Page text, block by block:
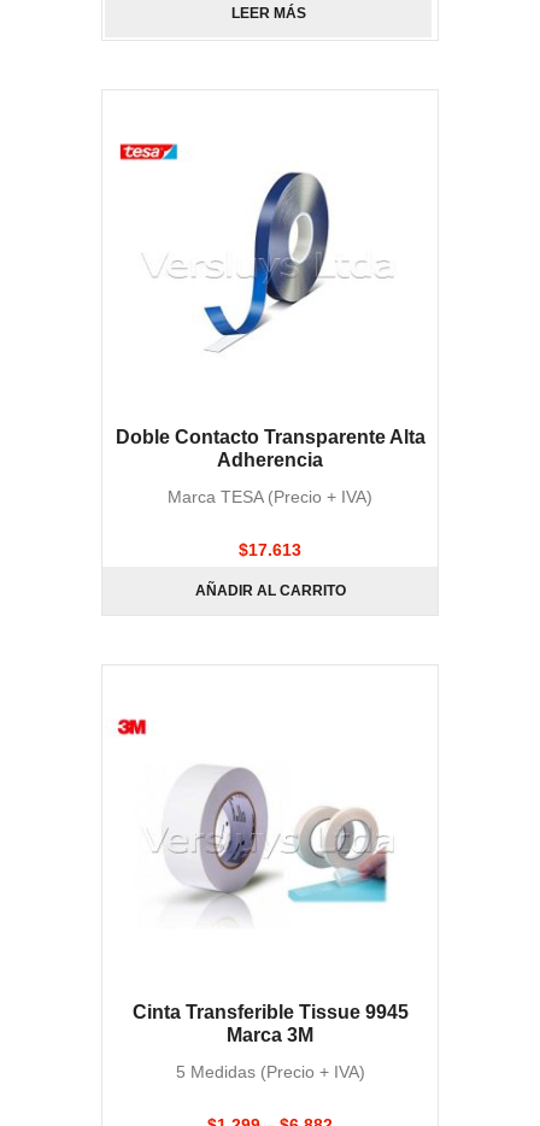
LEER MÁS
Doble Contacto Transparente Alta
Adherencia
Marca TESA (Precio + IVA)
$17.613
AÑADIR AL CARRITO
Cinta Transferible Tissue 9945
Marca 3M
5 Medidas (Precio + IVA)